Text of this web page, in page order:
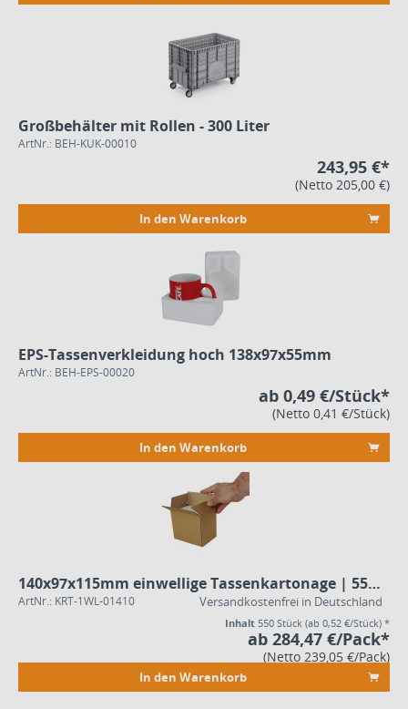
Großbehälter mit Rollen - 300 Liter
ArtNr.: BEH-KUK-00010
243,95 €*
(Netto 205,00 €)
In den Warenkorb
EPS-Tassenverkleidung hoch 138x97x55mm
ArtNr.: BEH-EPS-00020
ab 0,49 €/Stück*
(Netto 0,41 €/Stück)
In den Warenkorb
140x97x115mm einwellige Tassenkartonage | 550er Pack
ArtNr.: KRT-1WL-01410 Versandkostenfrei in Deutschland
Inhalt 550 Stück (ab 0,52 €/Stück) *
ab 284,47 €/Pack*
(Netto 239,05 €/Pack)
In den Warenkorb